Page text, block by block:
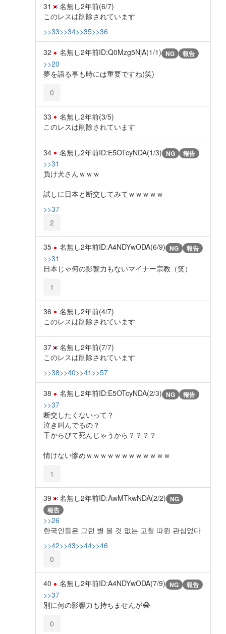
31 名無し2年前(6/7)
このレスは削除されています
>>33>>34>>35>>36
32 名無し2年前ID:Q0Mzg5NjA(1/1) NG 報告
>>20
夢を語る事も時には重要ですね(笑)
0
33 名無し2年前(3/5)
このレスは削除されています
34 名無し2年前ID:E5OTcyNDA(1/3) NG 報告
>>31
負け犬さんｗｗｗ
試しに日本と断交してみてｗｗｗｗｗ
>>37
2
35 名無し2年前ID:A4NDYwODA(6/9) NG 報告
>>31
日本じゃ何の影響力もないマイナー宗教（笑）
1
36 名無し2年前(4/7)
このレスは削除されています
37 名無し2年前(7/7)
このレスは削除されています
>>38>>40>>41 >>57
38 名無し2年前ID:E5OTcyNDA(2/3) NG 報告
>>37
断交したくないって？
泣き叫んでるの？
干からびて死んじゃうから？？？？
情けない惨めｗｗｗｗｗｗｗｗｗｗｗｗ
1
39 名無し2年前ID:AwMTkwNDA(2/2) NG
報告
>>26
한국인들은 그런 별 볼 것 없는 고철 따윈 관심없다
>>42>>43>>44>>46
0
40 名無し2年前ID:A4NDYwODA(7/9) NG 報告
>>37
別に何の影響力も持ちませんが😂
0